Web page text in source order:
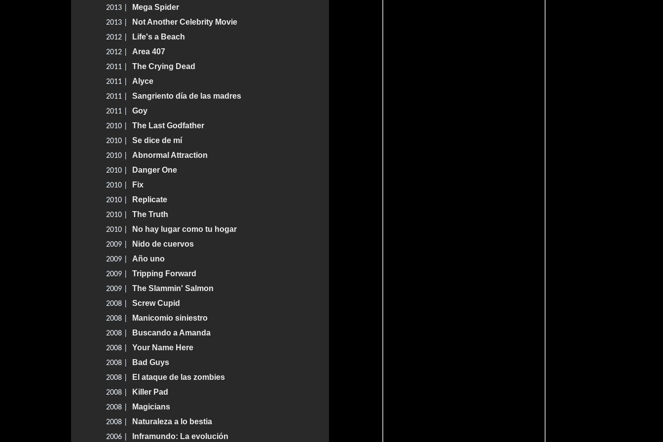
2013 | Mega Spider
2013 | Not Another Celebrity Movie
2012 | Life's a Beach
2012 | Area 407
2011 | The Crying Dead
2011 | Alyce
2011 | Sangriento día de las madres
2011 | Goy
2010 | The Last Godfather
2010 | Se dice de mí
2010 | Abnormal Attraction
2010 | Danger One
2010 | Fix
2010 | Replicate
2010 | The Truth
2010 | No hay lugar como tu hogar
2009 | Nido de cuervos
2009 | Año uno
2009 | Tripping Forward
2009 | The Slammin' Salmon
2008 | Screw Cupid
2008 | Manicomio siniestro
2008 | Buscando a Amanda
2008 | Your Name Here
2008 | Bad Guys
2008 | El ataque de las zombies
2008 | Killer Pad
2008 | Magicians
2008 | Naturaleza a lo bestia
2006 | Inframundo: La evolución